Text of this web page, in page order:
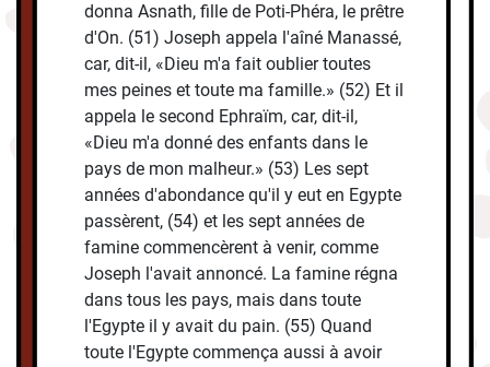
donna Asnath, fille de Poti-Phéra, le prêtre
d'On. (51) Joseph appela l'aîné Manassé,
car, dit-il, «Dieu m'a fait oublier toutes
mes peines et toute ma famille.» (52) Et il
appela le second Ephraïm, car, dit-il,
«Dieu m'a donné des enfants dans le
pays de mon malheur.» (53) Les sept
années d'abondance qu'il y eut en Egypte
passèrent, (54) et les sept années de
famine commencèrent à venir, comme
Joseph l'avait annoncé. La famine régna
dans tous les pays, mais dans toute
l'Egypte il y avait du pain. (55) Quand
toute l'Egypte commença aussi à avoir